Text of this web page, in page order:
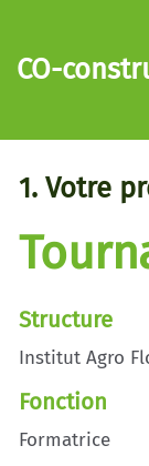
Aller au
CO-
1. Votre
Structure
Institut Agro
Fonction
Formatrice